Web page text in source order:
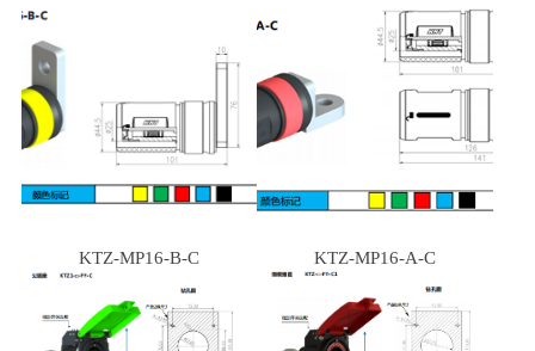
KTZ-MP16-B-C KTZ-MP16-A-C